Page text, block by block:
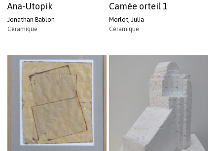
Ana-Utopik
Jonathan Bablon
Céramique
Camée orteil 1
Morlot, Julia
Céramique